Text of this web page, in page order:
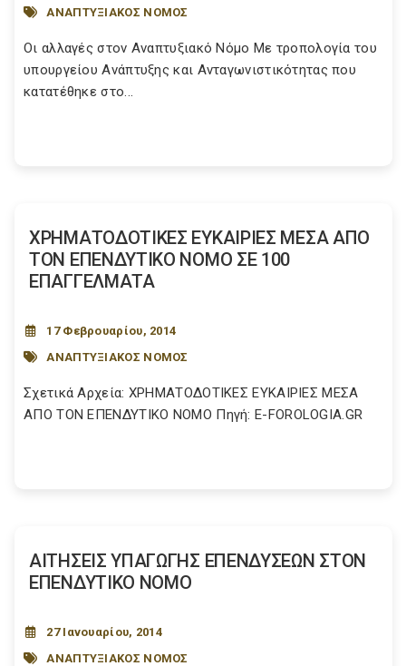
ΑΝΑΠΤΥΞΙΑΚΟΣ ΝΟΜΟΣ
Οι αλλαγές στον Αναπτυξιακό Νόμο Mε τροπολογία του
υπουργείου Ανάπτυξης και Ανταγωνιστικότητας που
κατατέθηκε στο...
ΧΡΗΜΑΤΟΔΟΤΙΚΕΣ ΕΥΚΑΙΡΙΕΣ ΜΕΣΑ ΑΠΟ
ΤΟΝ ΕΠΕΝΔΥΤΙΚΟ ΝΟΜΟ ΣΕ 100
ΕΠΑΓΓΕΛΜΑΤΑ
17 Φεβρουαρίου, 2014
ΑΝΑΠΤΥΞΙΑΚΟΣ ΝΟΜΟΣ
Σχετικά Αρχεία: ΧΡΗΜΑΤΟΔΟΤΙΚΕΣ ΕΥΚΑΙΡΙΕΣ ΜΕΣΑ
ΑΠΟ ΤΟΝ ΕΠΕΝΔΥΤΙΚΟ ΝΟΜΟ Πηγή: E-FOROLOGIA.GR
ΑΙΤΗΣΕΙΣ ΥΠΑΓΩΓΗΣ ΕΠΕΝΔΥΣΕΩΝ ΣΤΟΝ
ΕΠΕΝΔΥΤΙΚΟ ΝΟΜΟ
27 Ιανουαρίου, 2014
ΑΝΑΠΤΥΞΙΑΚΟΣ ΝΟΜΟΣ